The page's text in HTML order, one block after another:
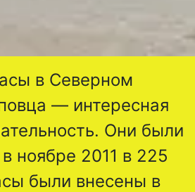
в Северном
— интересная
Они были
ноябре 2011 в 225
были внесены в